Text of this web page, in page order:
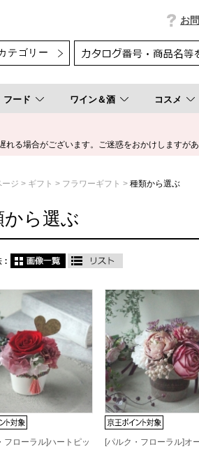
お
フード ワイン＆酒 コスメ
る場合がございます。ご迷惑をおかけしますが
ージ ギフト フラワーギフト 種類から選ぶ
から選ぶ
フローラル]ハートピッ
[パルク・フローラル]オ